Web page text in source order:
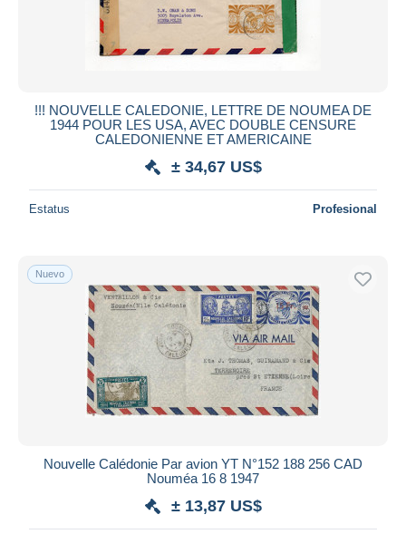
!!! NOUVELLE CALEDONIE, LETTRE DE NOUMEA DE
1944 POUR LES USA, AVEC DOUBLE CENSURE
CALEDONIENNE ET AMERICAINE
± 34,67 US$
Estatus Profesional
Nuevo
Nouvelle Calédonie Par avion YT N°152 188 256 CAD
Nouméa 16 8 1947
± 13,87 US$